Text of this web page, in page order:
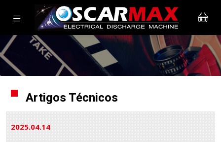
Artigos Técnicos
2025.0414